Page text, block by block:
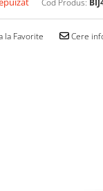
la Favorite Cere